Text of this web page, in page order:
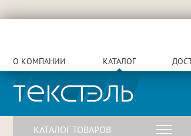
О КОМПАНИИ КАТАЛОГ
КАТАЛОГ ТОВАРОВ